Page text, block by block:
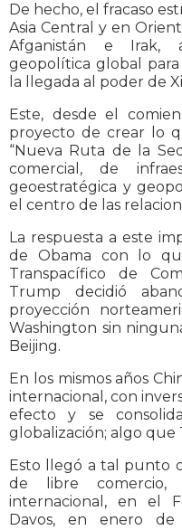
De hecho, el fracaso
Asia Central y en
Afganistán e Irak,
geopolítica global
la llegada al poder de
Este, desde el
proyecto de crear lo
“Nueva Ruta de la
comercial, de
geoestratégica y
el centro de las
La respuesta a este
de Obama con lo
Transpacífico de
Trump decidió
proyección
Washington sin
Beijing.
En los mismos años
internacional, con
efecto y se
globalización; algo que
Esto llegó a tal punto
de libre comercio,
internacional, en el
Davos, en enero de